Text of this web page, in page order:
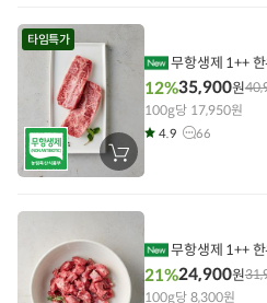
에
기
타임특가
장
바
에
무항생제 1++
12%35,900원
100g당 17,950원
4.9 66
무항생제 1++
21%24,900원
100g당 8,300원